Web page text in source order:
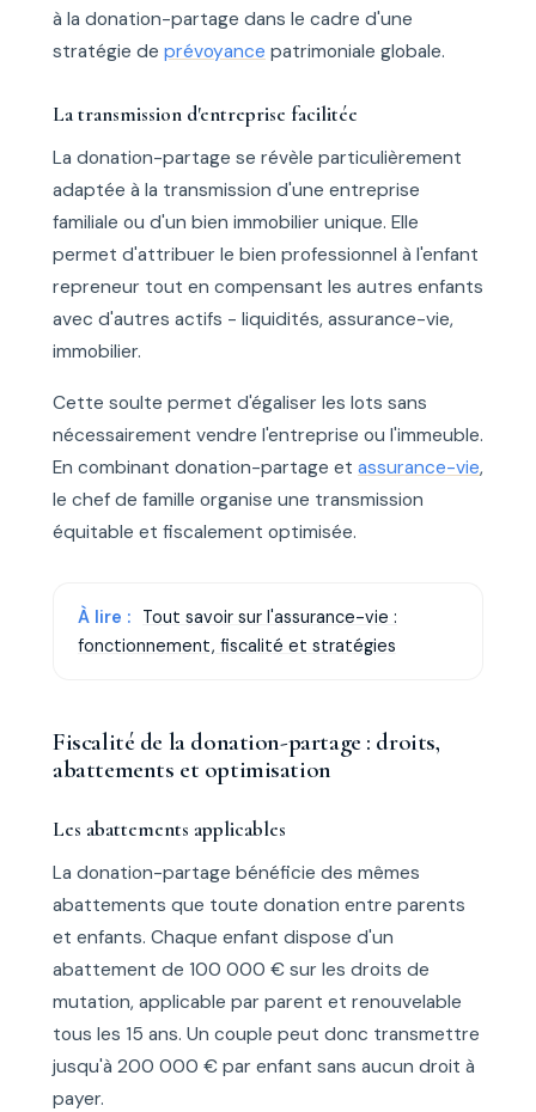
à la donation-partage dans le cadre d'une
stratégie de prévoyance patrimoniale globale.
La transmission d'entreprise facilitée
La donation-partage se révèle particulièrement
adaptée à la transmission d'une entreprise
familiale ou d'un bien immobilier unique. Elle
permet d'attribuer le bien professionnel à l'enfant
repreneur tout en compensant les autres enfants
avec d'autres actifs - liquidités, assurance-vie,
immobilier.
Cette soulte permet d'égaliser les lots sans
nécessairement vendre l'entreprise ou l'immeuble.
En combinant donation-partage et assurance-vie,
le chef de famille organise une transmission
équitable et fiscalement optimisée.
À lire :
Tout savoir sur l'assurance-vie :
fonctionnement, fiscalité et stratégies
Fiscalité de la donation-partage : droits,
abattements et optimisation
Les abattements applicables
La donation-partage bénéficie des mêmes
abattements que toute donation entre parents
et enfants. Chaque enfant dispose d'un
abattement de 100 000 € sur les droits de
mutation, applicable par parent et renouvelable
tous les 15 ans. Un couple peut donc transmettre
jusqu'à 200 000 € par enfant sans aucun droit à
payer.